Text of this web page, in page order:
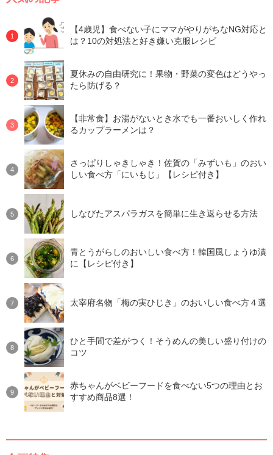
【4歳児】食べない子にママがやりがちなNG対応と
は？10の対処法と好き嫌い克服レシピ
夏休みの自由研究に！果物・野菜の変色はどうやっ
たら防げる？
【非常食】お湯がないとき水でも一番おいしく作れ
るカップラーメンは？
さっぱりしゃきしゃき！佐賀の「みずいも」のおい
しい食べ方「にいもじ」【レシピ付き】
しなびたアスパラガスを簡単に生き返らせる方法
青とうがらしのおいしい食べ方！韓国風しょうゆ漬
に【レシピ付き】
太宰府名物「梅の実ひじき」のおいしい食べ方４選
ひと手間で差がつく！そうめんの美しい盛り付けの
コツ
赤ちゃんがベビーフードを食べない5つの理由とお
すすめ商品8選！